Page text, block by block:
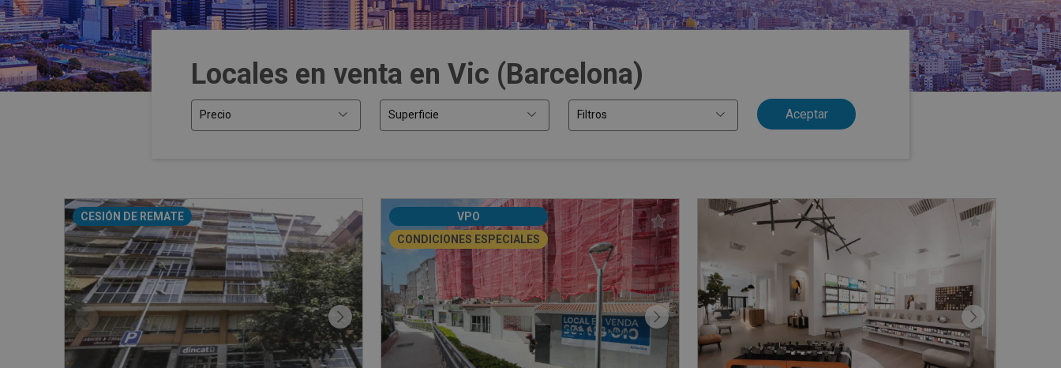
Locales en venta en Vic (Barcelona)
Precio Superficie Filtros
CESIÓN DE REMATE
VPO
CONDICIONES ESPECIALES